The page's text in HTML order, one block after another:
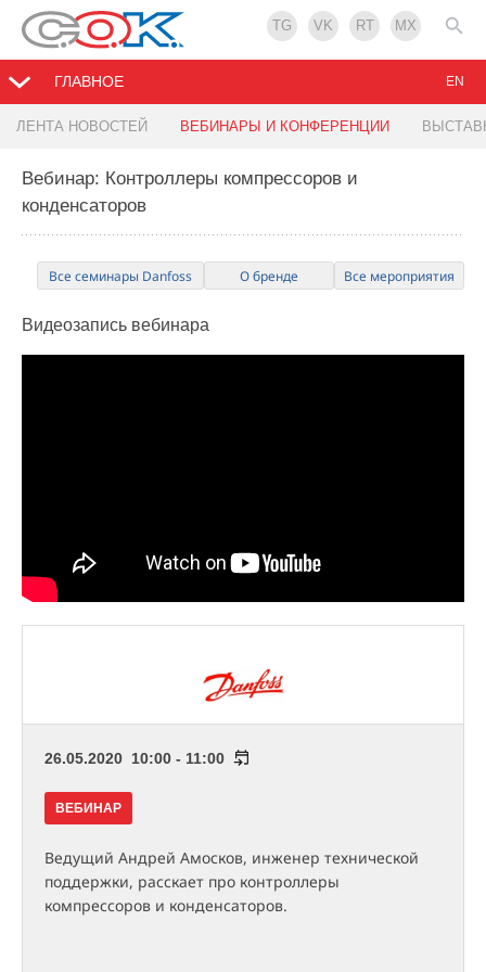
TG VK RT MX
ГЛАВНОЕ
ЛЕНТА НОВОСТЕЙ ВЕБИНАРЫ И КОНФЕРЕНЦИИ
EN
Вебинар: Контроллеры компрессоров и
конденсаторов
Все семинары Danfoss О бренде Все мероприятия
Видеозапись вебинара
26.05.2020 10:00 - 11:00
ВЕБИНАР
Ведущий Андрей Амосков, инженер технической
поддержки, расскает про контроллеры
компрессоров и конденсаторов.